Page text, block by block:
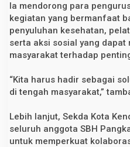
t
i
g
n
y
a
e
g
b
d
i
a
Ia mendorong para
kegiatan yang bermanfaat
penyuluhan kesehatan,
serta aksi sosial yang
masyarakat terhadap
“Kita harus hadir sebagai
di tengah masyarakat,”
Lebih lanjut, Sekda Kota
seluruh anggota SBH
untuk memperkuat